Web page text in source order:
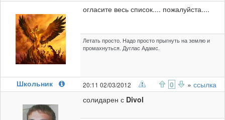
огласите весь список.... пожалуйста....
Летать просто. Надо просто прыгнуть на землю и
промахнуться. Дуглас Адамс.
Школьник 20:11 02/03/2012 0 » ссылка
солидарен с Divol